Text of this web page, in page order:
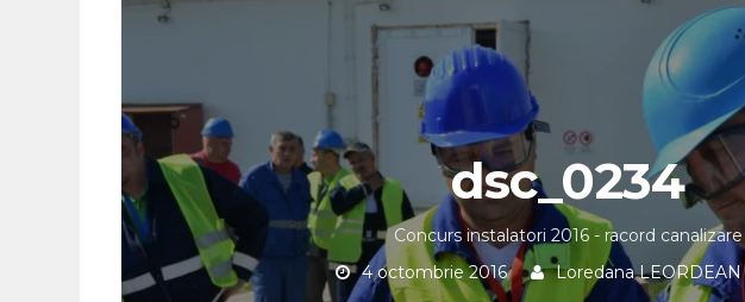
dsc_0234
Concurs instalatori 2016 - racord canalizare
4 octombrie 2016
Loredana LEORDEAN